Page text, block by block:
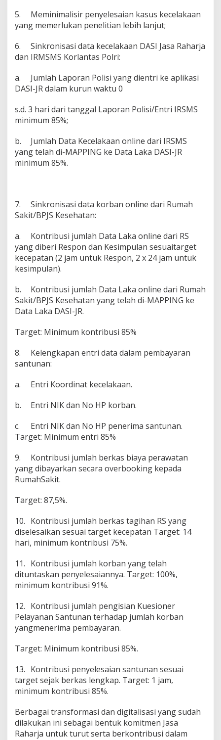
5.
Meminimalisir penyelesaian kasus kecelakaan
yang memerlukan penelitian lebih lanjut;
6.
Sinkronisasi data kecelakaan DASI Jasa Raharja
dan IRMSMS Korlantas Polri:
a.
Jumlah Laporan Polisi yang dientri ke aplikasi
DASI-JR dalam kurun waktu 0
s.d. 3 hari dari tanggal Laporan Polisi/Entri IRSMS
minimum 85%;
b.
Jumlah Data Kecelakaan online dari IRSMS
yang telah di-MAPPING ke Data Laka DASI-JR
minimum 85%.
7.
Sinkronisasi data korban online dari Rumah
Sakit/BPJS Kesehatan:
a.
Kontribusi jumlah Data Laka online dari RS
yang diberi Respon dan Kesimpulan sesuaitarget
kecepatan (2 jam untuk Respon, 2 x 24 jam untuk
kesimpulan).
b.
Kontribusi jumlah Data Laka online dari Rumah
Sakit/BPJS Kesehatan yang telah di-MAPPING ke
Data Laka DASI-JR.
Target: Minimum kontribusi 85%
8.
Kelengkapan entri data dalam pembayaran
santunan:
a.
Entri Koordinat kecelakaan.
b.
Entri NIK dan No HP korban.
c.
Entri NIK dan No HP penerima santunan.
Target: Minimum entri 85%
9.
Kontribusi jumlah berkas biaya perawatan
yang dibayarkan secara overbooking kepada
RumahSakit.
Target: 87,5%.
10. Kontribusi jumlah berkas tagihan RS yang
diselesaikan sesuai target kecepatan Target: 14
hari, minimum kontribusi 75%.
11. Kontribusi jumlah korban yang telah
dituntaskan penyelesaiannya. Target: 100%,
minimum kontribusi 91%.
12. Kontribusi jumlah pengisian Kuesioner
Pelayanan Santunan terhadap jumlah korban
yangmenerima pembayaran.
Target: Minimum kontribusi 85%.
13. Kontribusi penyelesaian santunan sesuai
target sejak berkas lengkap. Target: 1 jam,
minimum kontribusi 85%.
Berbagai transformasi dan digitalisasi yang sudah
dilakukan ini sebagai bentuk komitmen Jasa
Raharja untuk turut serta berkontribusi dalam